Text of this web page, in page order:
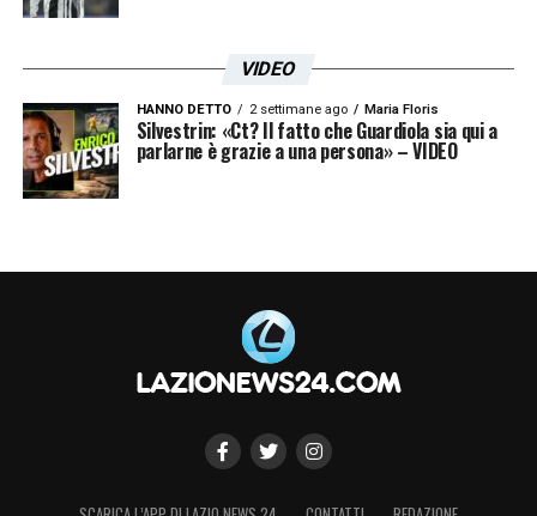
VIDEO
HANNO DETTO 2 settimane ago Maria Floris
Silvestrin: «Ct? Il fatto che Guardiola sia qui a
parlarne è grazie a una persona» – VIDEO